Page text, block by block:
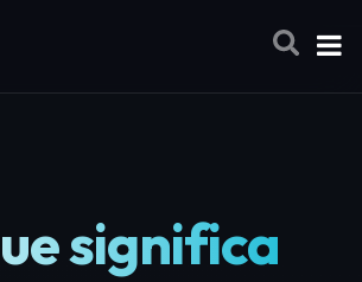
significa